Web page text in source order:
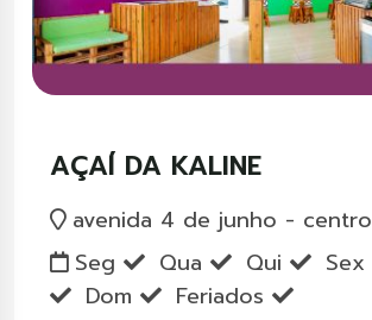
AÇAÍ DA KALINE
avenida 4 de junho - centro
Seg
Qua Qui Sex
Dom
Feriados